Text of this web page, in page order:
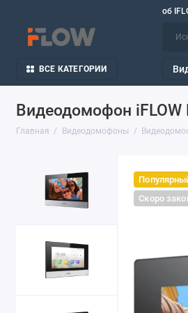
об
ВСЕ КАТЕГОРИИ
Видеодомофон iFLOW
Главная Видеодомофоны
Скоро